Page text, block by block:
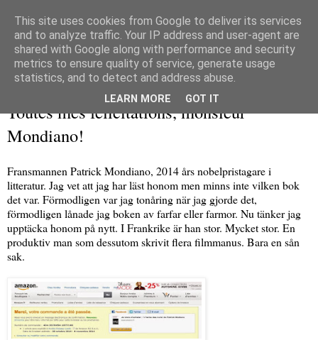
Toutes mes félicitations, monsieur
Mondiano!
Fransmannen Patrick Mondiano, 2014 års nobelpristagare i
litteratur. Jag vet att jag har läst honom men minns inte vilken bok
det var. Förmodligen var jag tonåring när jag gjorde det,
förmodligen lånade jag boken av farfar eller farmor. Nu tänker jag
upptäcka honom på nytt. I Frankrike är han stor. Mycket stor. En
produktiv man som dessutom skrivit flera filmmanus. Bara en sån
sak.
This site uses cookies from Google to deliver its services
and to analyze traffic. Your IP address and user-agent are
shared with Google along with performance and security
metrics to ensure quality of service, generate usage
statistics, and to detect and address abuse.
LEARN MORE GOT IT